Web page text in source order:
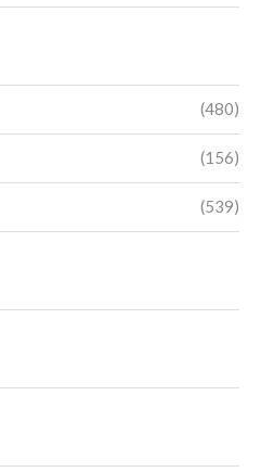
(480)
(156)
(539)